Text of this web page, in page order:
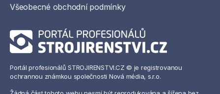
Všeobecné obchodní podmínky
Portál profesionálů STROJIRENSTVI.CZ © je registrovanou
ochrannou známkou společnosti Nová média, s.r.o.